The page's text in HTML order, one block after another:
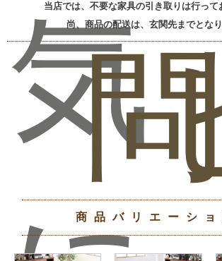
気
当店では、不要な家具の引き取りは行って
尚、商品の配送は、玄関先までとなり
商品バリエーショ